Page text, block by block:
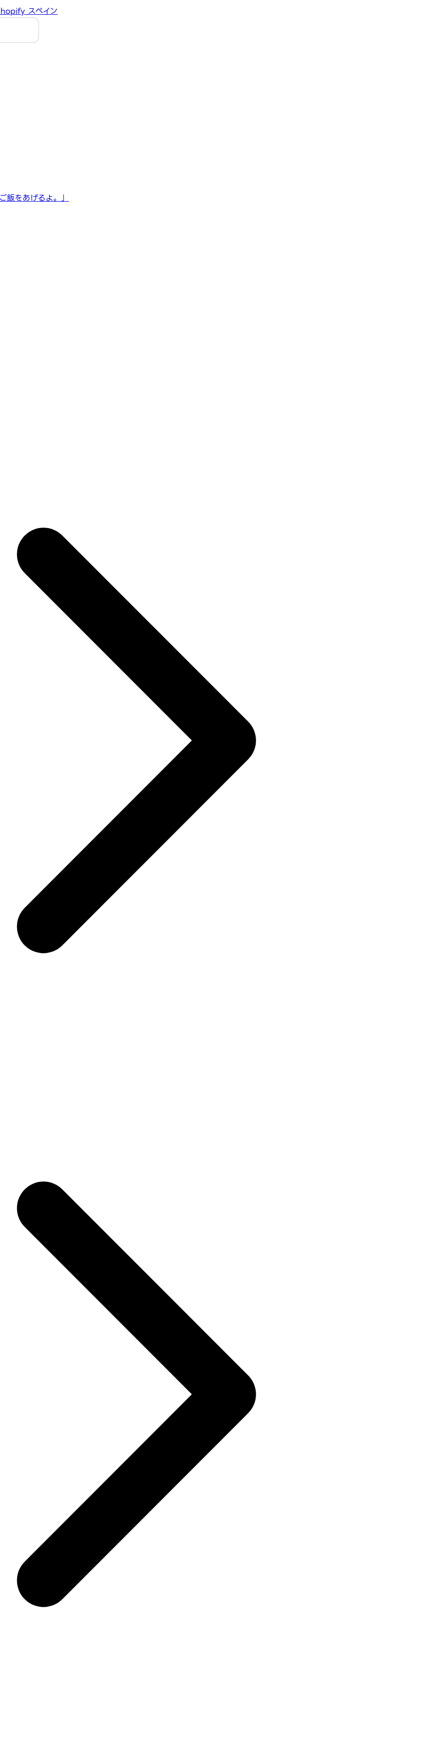
スペイン
飯をあげるよ。」